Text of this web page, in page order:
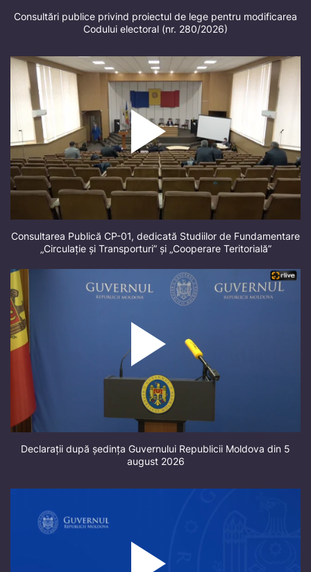
Consultări publice privind proiectul de lege pentru modificarea
Codului electoral (nr. 280/2026)
Consultarea Publică CP-01, dedicată Studiilor de Fundamentare
„Circulație și Transporturi” și „Cooperare Teritorială”
Declarații după ședința Guvernului Republicii Moldova din 5
august 2026